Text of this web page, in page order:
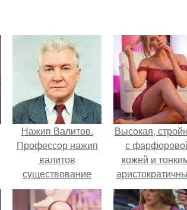
Нажип Валитов.
Профессор нажип
валитов
существование
бога доказал.
Высокая,
с
кожей и
чертами, эль
выглядит так,